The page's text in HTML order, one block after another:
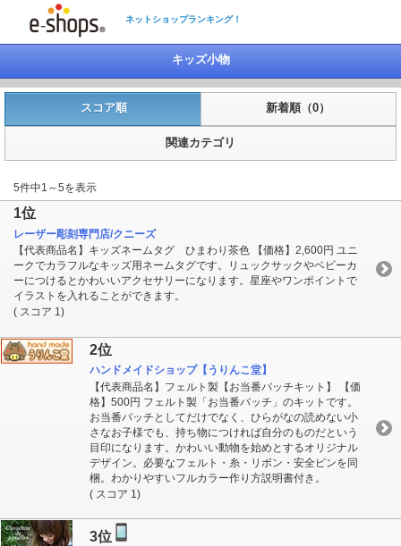
ネットショップランキング！
キッズ小物
スコア順 新着順（0）
関連カテゴリ
5件中1～5を表示
1位
レーザー彫刻専門店/クニーズ
【代表商品名】キッズネームタグ ひまわり茶色 【価格】2,600円 ユニ
ークでカラフルなキッズ用ネームタグです。リュックサックやベビーカ
ーにつけるとかわいいアクセサリーになります。星座やワンポイントで
イラストを入れることができます。
( スコア 1)
2位
ハンドメイドショップ【うりんこ堂】
【代表商品名】フェルト製【お当番バッチキット】 【価
格】500円 フェルト製「お当番バッチ」のキットです。
お当番バッチとしてだけでなく、ひらがなの読めない小
さなお子様でも、持ち物につければ自分のものだという
目印になります。かわいい動物を始めとするオリジナル
デザイン。必要なフェルト・糸・リボン・安全ピンを同
梱。わかりやすいフルカラー作り方説明書付き。
( スコア 1)
3位